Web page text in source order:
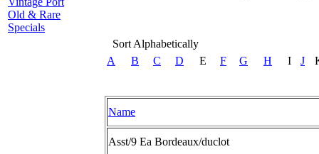
Old & Rare
Specials
Sort Alphabetically
A
B C D E F G H I J
Name
Asst/9 Ea Bordeaux/duclot